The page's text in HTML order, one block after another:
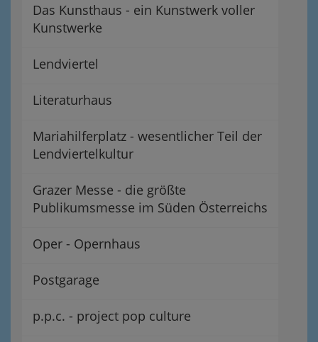
Das Kunsthaus - ein Kunstwerk voller
Kunstwerke
Lendviertel
Literaturhaus
Mariahilferplatz - wesentlicher Teil der
Lendviertelkultur
Grazer Messe - die größte
Publikumsmesse im Süden Österreichs
Oper - Opernhaus
Postgarage
p.p.c. - project pop culture